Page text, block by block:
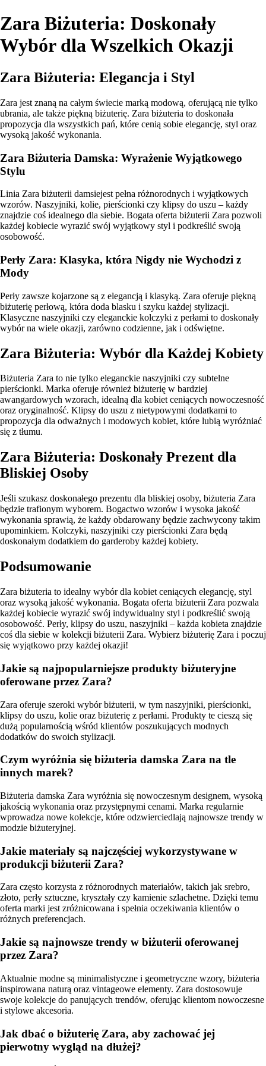
Zara Biżuteria: Doskonały
Wybór dla Wszelkich Okazji
Zara Biżuteria: Elegancja i Styl
Zara jest znaną na całym świecie marką modową, oferującą nie tylko
ubrania, ale także piękną biżuterię. Zara biżuteria to doskonała
propozycja dla wszystkich pań, które cenią sobie elegancję, styl oraz
wysoką jakość wykonania.
Zara Biżuteria Damska: Wyrażenie Wyjątkowego
Stylu
Linia Zara biżuterii damsiejest pełna różnorodnych i wyjątkowych
wzorów. Naszyjniki, kolie, pierścionki czy klipsy do uszu – każdy
znajdzie coś idealnego dla siebie. Bogata oferta biżuterii Zara pozwoli
każdej kobiecie wyrazić swój wyjątkowy styl i podkreślić swoją
osobowość.
Perły Zara: Klasyka, która Nigdy nie Wychodzi z
Mody
Perły zawsze kojarzone są z elegancją i klasyką. Zara oferuje piękną
biżuterię perłową, która doda blasku i szyku każdej stylizacji.
Klasyczne naszyjniki czy eleganckie kolczyki z perłami to doskonały
wybór na wiele okazji, zarówno codzienne, jak i odświętne.
Zara Biżuteria: Wybór dla Każdej Kobiety
Biżuteria Zara to nie tylko eleganckie naszyjniki czy subtelne
pierścionki. Marka oferuje również biżuterię w bardziej
awangardowych wzorach, idealną dla kobiet ceniących nowoczesność
oraz oryginalność. Klipsy do uszu z nietypowymi dodatkami to
propozycja dla odważnych i modowych kobiet, które lubią wyróżniać
się z tłumu.
Zara Biżuteria: Doskonały Prezent dla
Bliskiej Osoby
Jeśli szukasz doskonałego prezentu dla bliskiej osoby, biżuteria Zara
będzie trafionym wyborem. Bogactwo wzorów i wysoka jakość
wykonania sprawią, że każdy obdarowany będzie zachwycony takim
upominkiem. Kolczyki, naszyjniki czy pierścionki Zara będą
doskonałym dodatkiem do garderoby każdej kobiety.
Podsumowanie
Zara biżuteria to idealny wybór dla kobiet ceniących elegancję, styl
oraz wysoką jakość wykonania. Bogata oferta biżuterii Zara pozwala
każdej kobiecie wyrazić swój indywidualny styl i podkreślić swoją
osobowość. Perły, klipsy do uszu, naszyjniki – każda kobieta znajdzie
coś dla siebie w kolekcji biżuterii Zara. Wybierz biżuterię Zara i poczuj
się wyjątkowo przy każdej okazji!
Jakie są najpopularniejsze produkty biżuteryjne
oferowane przez Zara?
Zara oferuje szeroki wybór biżuterii, w tym naszyjniki, pierścionki,
klipsy do uszu, kolie oraz biżuterię z perłami. Produkty te cieszą się
dużą popularnością wśród klientów poszukujących modnych
dodatków do swoich stylizacji.
Czym wyróżnia się biżuteria damska Zara na tle
innych marek?
Biżuteria damska Zara wyróżnia się nowoczesnym designem, wysoką
jakością wykonania oraz przystępnymi cenami. Marka regularnie
wprowadza nowe kolekcje, które odzwierciedlają najnowsze trendy w
modzie biżuteryjnej.
Jakie materiały są najczęściej wykorzystywane w
produkcji biżuterii Zara?
Zara często korzysta z różnorodnych materiałów, takich jak srebro,
złoto, perły sztuczne, kryształy czy kamienie szlachetne. Dzięki temu
oferta marki jest zróżnicowana i spełnia oczekiwania klientów o
różnych preferencjach.
Jakie są najnowsze trendy w biżuterii oferowanej
przez Zara?
Aktualnie modne są minimalistyczne i geometryczne wzory, biżuteria
inspirowana naturą oraz vintageowe elementy. Zara dostosowuje
swoje kolekcje do panujących trendów, oferując klientom nowoczesne
i stylowe akcesoria.
Jak dbać o biżuterię Zara, aby zachować jej
pierwotny wygląd na dłużej?